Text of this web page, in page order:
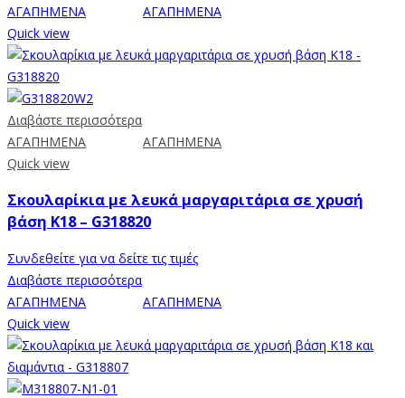
ΑΓΑΠΗΜΕΝΑ
ΑΓΑΠΗΜΕΝΑ
Quick view
Διαβάστε περισσότερα
ΑΓΑΠΗΜΕΝΑ
ΑΓΑΠΗΜΕΝΑ
Quick view
Σκουλαρίκια με λευκά μαργαριτάρια σε χρυσή
βάση Κ18 – G318820
Συνδεθείτε για να δείτε τις τιμές
Διαβάστε περισσότερα
ΑΓΑΠΗΜΕΝΑ
ΑΓΑΠΗΜΕΝΑ
Quick view